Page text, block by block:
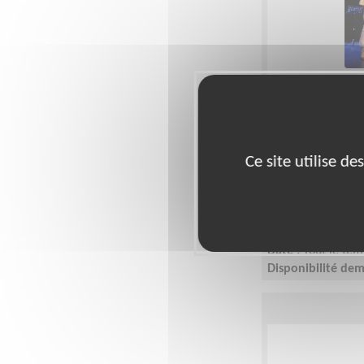
Animation
primaire et
Date :Tout le
Disponibilité
Ce site utilise